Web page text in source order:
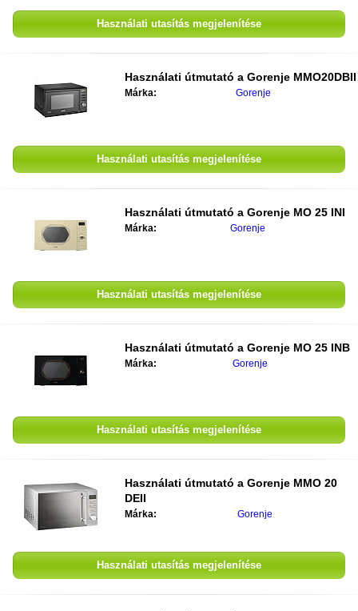
Használati utasítás megjelenítése
Használati útmutató a Gorenje MMO20DBII
Márka: Gorenje
Használati utasítás megjelenítése
Használati útmutató a Gorenje MO 25 INI
Márka: Gorenje
Használati utasítás megjelenítése
Használati útmutató a Gorenje MO 25 INB
Márka: Gorenje
Használati utasítás megjelenítése
Használati útmutató a Gorenje MMO 20
DEII
Márka: Gorenje
Használati utasítás megjelenítése